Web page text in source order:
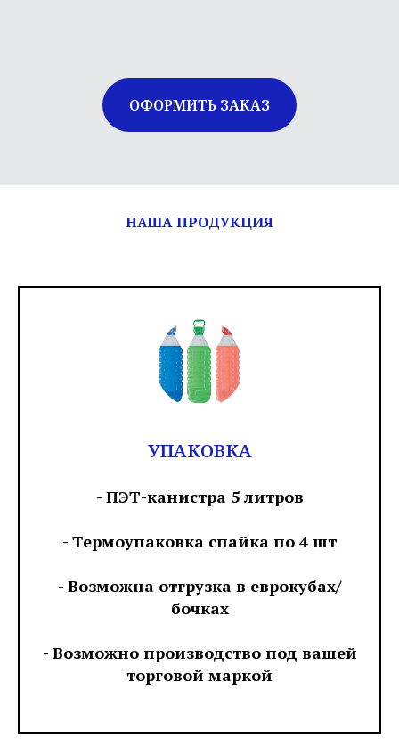
ОФОРМИТЬ ЗАКАЗ
НАША ПРОДУКЦИЯ
УПАКОВКА
- ПЭТ-канистра 5 литров
- Термоупаковка спайка по 4 шт
- Возможна отгрузка в еврокубах/
бочках
- Возможно производство под вашей
торговой маркой